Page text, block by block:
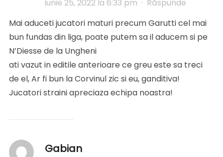
iunie 25, 2022 la 6:33 pm · Răspunde
Mai aduceti jucatori maturi precum Garutti cel mai
bun fundas din liga, poate putem sa il aducem si pe
N’Diesse de la Ungheni
ati vazut in editile anterioare ce greu este sa treci
de el, Ar fi bun la Corvinul zic si eu, ganditiva!
Jucatori straini apreciaza echipa noastra!
Gabian